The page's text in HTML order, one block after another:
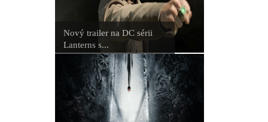
Nový trailer na DC sérii
Lanterns s...